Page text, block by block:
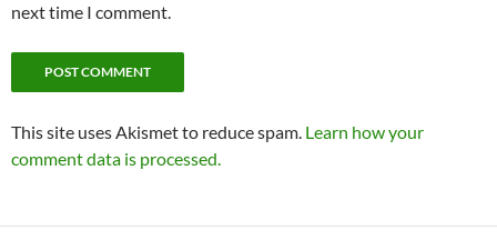
next time I comment.
This site uses Akismet to reduce spam. Learn how your
comment data is processed.